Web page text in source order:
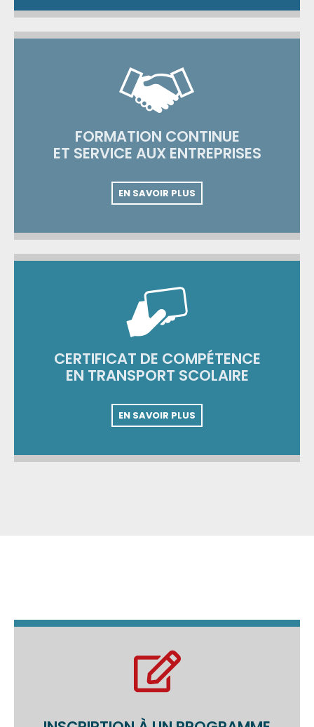
FORMATION CONTINUE
ET SERVICE AUX ENTREPRISES
EN SAVOIR PLUS
CERTIFICAT DE COMPÉTENCE
EN TRANSPORT SCOLAIRE
EN SAVOIR PLUS